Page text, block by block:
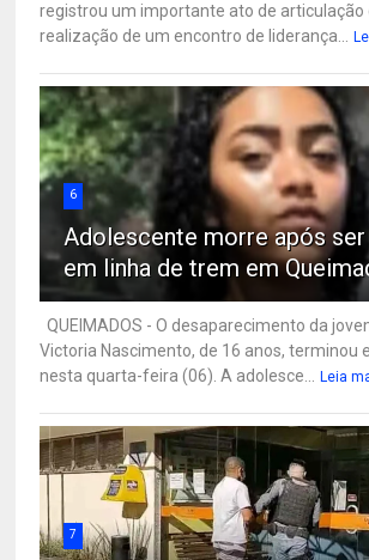
registrou um importante ato de articulação
realização de um encontro de liderança...
6
Adolescente morre após ser
em linha de trem em
QUEIMADOS - O desaparecimento da
Victoria Nascimento, de 16 anos, terminou
nesta quarta-feira (06). A adolesce...
Leia
7